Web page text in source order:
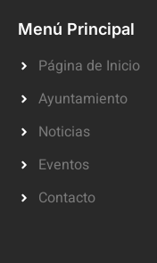
Menú Principal
Página de Inicio
Ayuntamiento
Noticias
Eventos
Contacto